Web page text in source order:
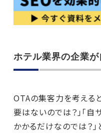
ホテル業界の企業
OTAの集客力を考える
要はないのでは？」「自
かかるだけなのでは？」